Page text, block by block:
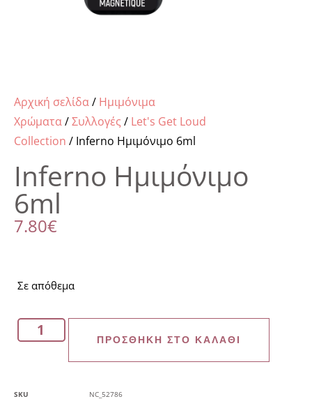
Αρχική σελίδα/ Ημιμόνιμα
Χρώματα/Συλλογές / Let's Get Loud
Collection / Inferno Ημιμόνιμο 6ml
Inferno Ημιμόνιμο
6ml
7.80€
Σε απόθεμα
ΠΡΟΣΘΉΚΗ ΣΤΟ ΚΑΛΆΘΙ
SKU
NC_52786